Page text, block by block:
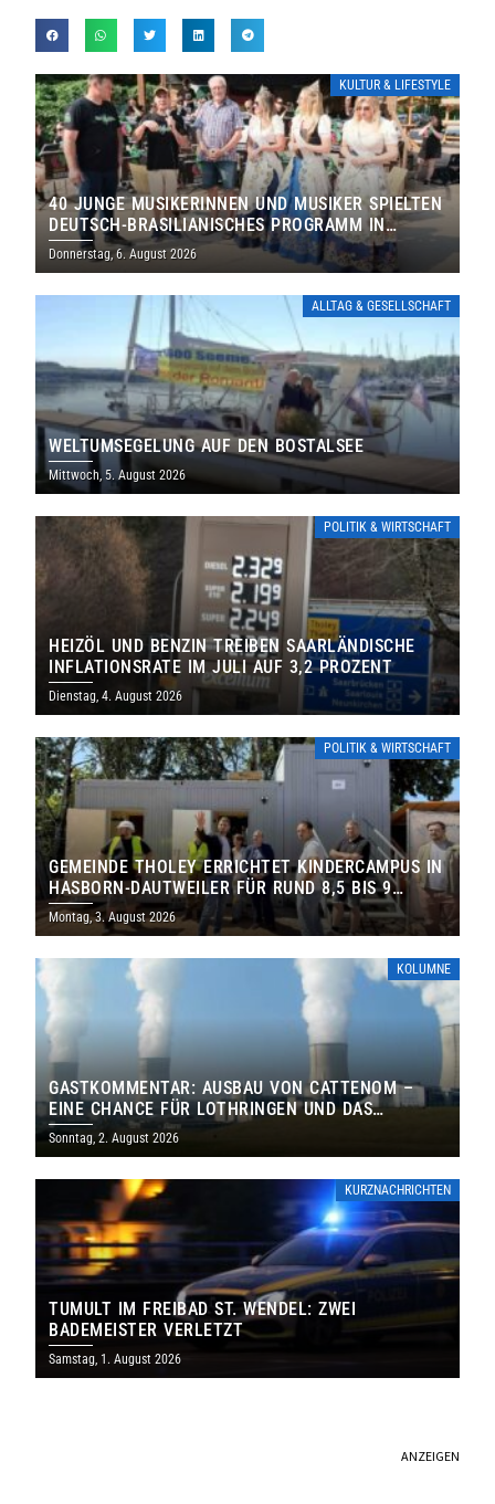
KULTUR & LIFESTYLE
40 JUNGE MUSIKERINNEN UND MUSIKER SPIELTEN
DEUTSCH-BRASILIANISCHES PROGRAMM IN
THOLEY
Donnerstag, 6. August 2026
ALLTAG & GESELLSCHAFT
WELTUMSEGELUNG AUF DEN BOSTALSEE
Mittwoch, 5. August 2026
POLITIK & WIRTSCHAFT
HEIZÖL UND BENZIN TREIBEN SAARLÄNDISCHE
INFLATIONSRATE IM JULI AUF 3,2 PROZENT
Dienstag, 4. August 2026
POLITIK & WIRTSCHAFT
GEMEINDE THOLEY ERRICHTET KINDERCAMPUS IN
HASBORN-DAUTWEILER FÜR RUND 8,5 BIS 9
MILLIONEN EURO
Montag, 3. August 2026
KOLUMNE
GASTKOMMENTAR: AUSBAU VON CATTENOM –
EINE CHANCE FÜR LOTHRINGEN UND DAS
SAARLAND
Sonntag, 2. August 2026
KURZNACHRICHTEN
TUMULT IM FREIBAD ST. WENDEL: ZWEI
BADEMEISTER VERLETZT
Samstag, 1. August 2026
ANZEIGEN